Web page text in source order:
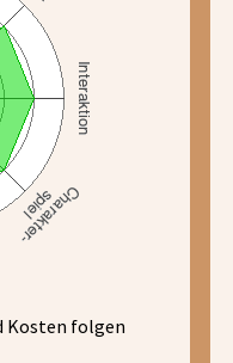
Kosten folgen